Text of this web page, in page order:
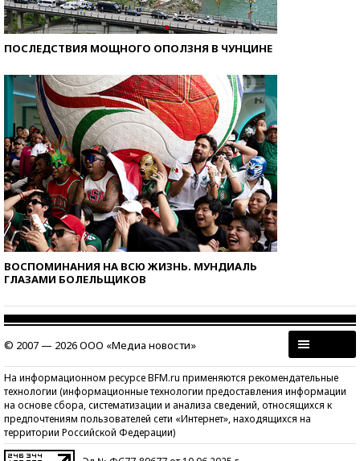
ПОСЛЕДСТВИЯ МОЩНОГО ОПОЛЗНЯ В ЧУНЦИНЕ
ВОСПОМИНАНИЯ НА ВСЮ ЖИЗНЬ. МУНДИАЛЬ
ГЛАЗАМИ БОЛЕЛЬЩИКОВ
© 2007 — 2026 ООО «Медиа новости»
На информационном ресурсе BFM.ru применяются рекомендательные
технологии (информационные технологии предоставления информации
на основе сбора, систематизации и анализа сведений, относящихся к
предпочтениям пользователей сети «Интернет», находящихся на
территории Российской Федерации)